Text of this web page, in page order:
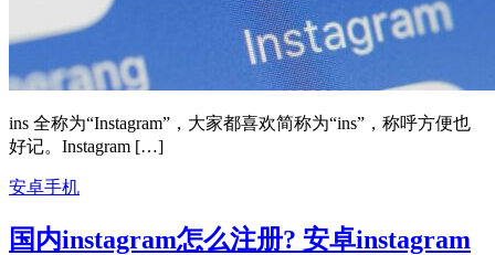
ins 全称为“Instagram”，大家都喜欢简称为“ins”，称呼方便也
好记。Instagram […]
安卓手机
国内instagram怎么注册? 安卓instagram